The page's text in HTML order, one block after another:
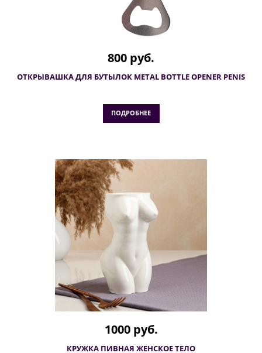
800 руб.
ОТКРЫВАШКА ДЛЯ БУТЫЛОК METAL BOTTLE OPENER PENIS
ПОДРОБНЕЕ
1000 руб.
КРУЖКА ПИВНАЯ ЖЕНСКОЕ ТЕЛО